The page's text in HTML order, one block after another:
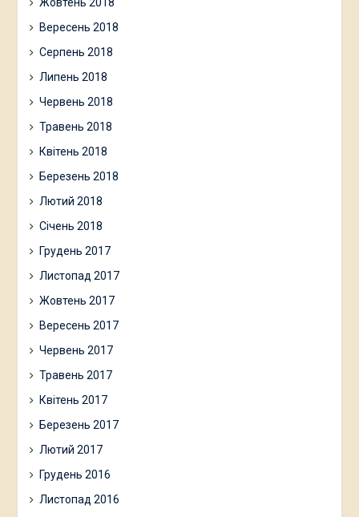
Вересень 2018
Серпень 2018
Липень 2018
Червень 2018
Травень 2018
Квітень 2018
Березень 2018
Лютий 2018
Січень 2018
Грудень 2017
Листопад 2017
Жовтень 2017
Вересень 2017
Червень 2017
Травень 2017
Квітень 2017
Березень 2017
Лютий 2017
Грудень 2016
Листопад 2016